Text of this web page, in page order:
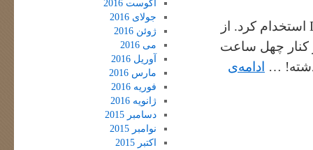
خبر زیاده. CERI منو به عنوان مدیر توسعه Development Director استخدام کرد. از
کنار چهل ساعت
ادامه‌ی
آگوست 2016
جولای 2016
ژوئن 2016
می 2016
آوریل 2016
مارس 2016
فوریه 2016
ژانویه 2016
دسامبر 2015
نوامبر 2015
اکتبر 2015